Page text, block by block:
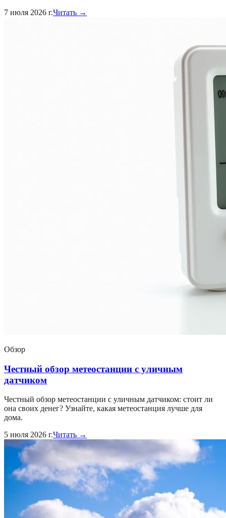
7 июля 2026 г.Читать →
Обзор
Честный обзор метеостанции с уличным
датчиком
Честный обзор метеостанции с уличным датчиком: стоит ли
она своих денег? Узнайте, какая метеостанция лучше для
дома.
5 июля 2026 г.Читать →